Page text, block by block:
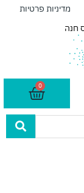
מדיניות פרטיות
0
עגלת
קניות